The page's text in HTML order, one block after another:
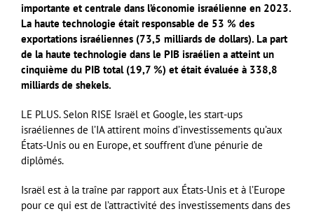
importante et centrale dans l’économie israélienne en 2023.
La haute technologie était responsable de 53 % des
exportations israéliennes (73,5 milliards de dollars). La part
de la haute technologie dans le PIB israélien a atteint un
cinquième du PIB total (19,7 %) et était évaluée à 338,8
milliards de shekels.
LE PLUS. Selon RISE Israël et Google, les start-ups
israéliennes de l’IA attirent moins d’investissements qu’aux
États-Unis ou en Europe, et souffrent d’une pénurie de
diplômés.
Israël est à la traîne par rapport aux États-Unis et à l’Europe
pour ce qui est de l’attractivité des investissements dans des